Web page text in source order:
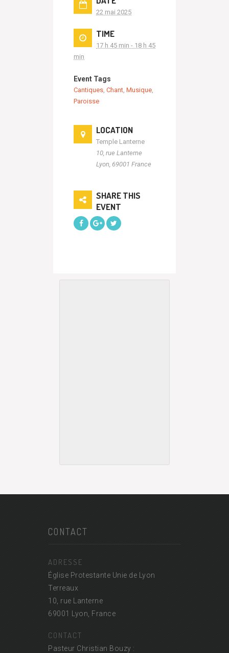
22 mai 2025
TIME
17 h 45 min - 18 h 45
min
Event Tags
Cantiques Chant Musique
Paroisse
LOCATION
Temple Lanterne
10, rue Lanterne
Lyon 69001 France
SHARE THIS
EVENT
CONTACT
ADRESSE
Église Protestante Unie de Lyon
Terreaux
10, rue Lanterne
69001 Lyon, France
CONTACT
Pasteur Christian Bouzy :